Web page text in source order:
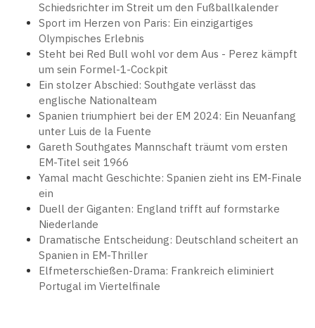
Schiedsrichter im Streit um den Fußballkalender
Sport im Herzen von Paris: Ein einzigartiges
Olympisches Erlebnis
Steht bei Red Bull wohl vor dem Aus - Perez kämpft
um sein Formel-1-Cockpit
Ein stolzer Abschied: Southgate verlässt das
englische Nationalteam
Spanien triumphiert bei der EM 2024: Ein Neuanfang
unter Luis de la Fuente
Gareth Southgates Mannschaft träumt vom ersten
EM-Titel seit 1966
Yamal macht Geschichte: Spanien zieht ins EM-Finale
ein
Duell der Giganten: England trifft auf formstarke
Niederlande
Dramatische Entscheidung: Deutschland scheitert an
Spanien in EM-Thriller
Elfmeterschießen-Drama: Frankreich eliminiert
Portugal im Viertelfinale